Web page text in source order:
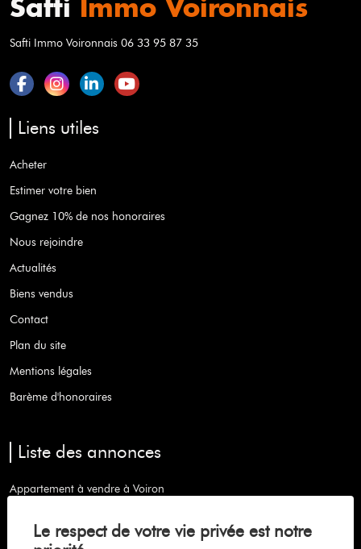
Le respect de votre vie privée est notre
Safti Immo Voironnais
Safti Immo Voironnais 06 33 95 87 35
Liens utiles
Acheter
Estimer votre bien
Gagnez 10% de nos honoraires
Nous rejoindre
Actualités
Biens vendus
Contact
Plan du site
Mentions légales
Barème d'honoraires
Liste des annonces
Appartement à vendre à Voiron
Maison à vendre à Saint-etienne-de-crossey